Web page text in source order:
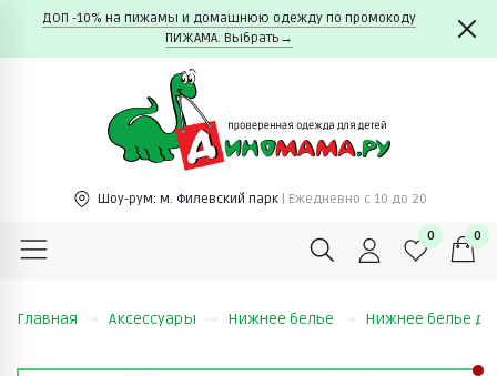
ДОП -10% на пижамы и домашнюю одежду по промокоду
ПИЖАМА. Выбрать→
Шоу-рум: м. Филевский парк | Ежедневно c 10 до 20
0 0
Главная Аксессуары Нижнее белье Нижнее белье